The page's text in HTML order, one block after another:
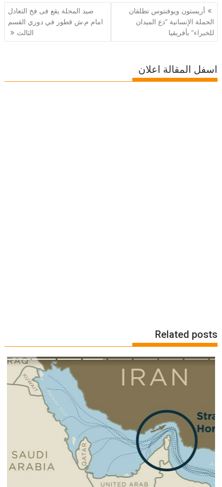
تصفّح
المقالات
أريستون ويوفنتوس تطلقان
الحملة الإنسانية “دع الميدان
للخبراء” بأفريقيا
صيد المحلة يقع فى فخ التعادل
امام م.ش قطور في دوري القسم
الثالث
اسفل المقالة اعلان
Related posts